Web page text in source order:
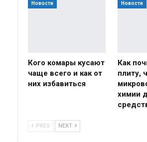
Новости
Кого комары кусают
чаще всего и как от
них избавиться
Новости
Как
плиту,
химии
PREV NEXT